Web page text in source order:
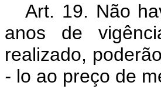
Art. 19. Não
anos de
realizado,
- lo ao preço de